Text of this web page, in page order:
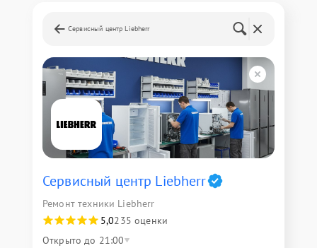
Сервисный центр Liebherr
Сервисный центр Liebherr
Ремонт техники Liebherr
5,0235 оценки
Открыто до 21:00